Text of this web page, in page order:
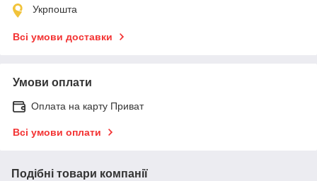
Укрпошта
Всі умови доставки
Умови оплати
Оплата на карту Приват
Всі умови оплати
Подібні товари компанії